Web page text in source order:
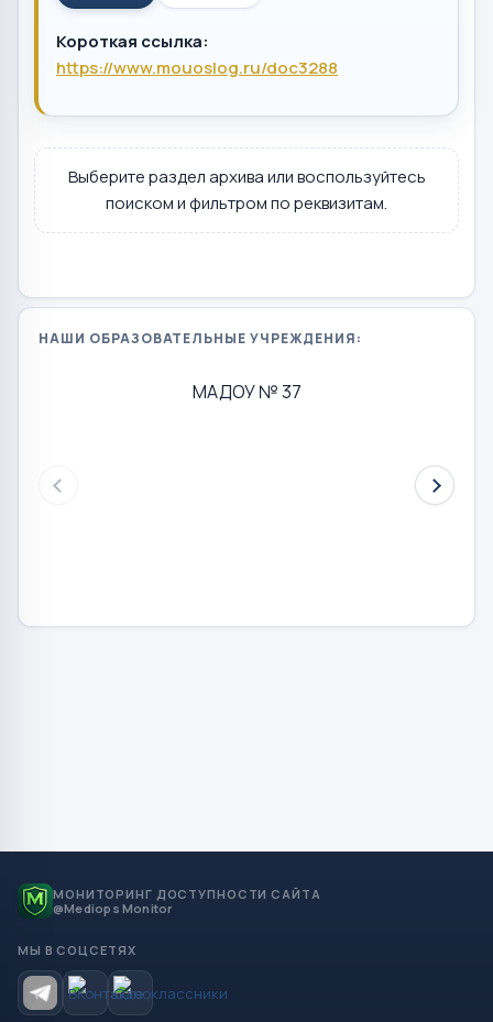
Короткая ссылка:
https://www.mouoslog.ru/doc3288
Выберите раздел архива или воспользуйтесь
поиском и фильтром по реквизитам.
НАШИ ОБРАЗОВАТЕЛЬНЫЕ УЧРЕЖДЕНИЯ:
МАДОУ № 37
МОНИТОРИНГ ДОСТУПНОСТИ САЙТА
@Mediops Monitor
МЫ В СОЦСЕТЯХ